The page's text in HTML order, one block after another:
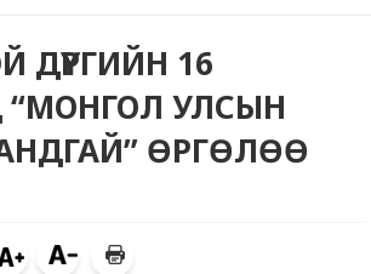
ДҮҮРГИЙН 16
“МОНГОЛ УЛСЫН
ӨРГӨЛӨӨ